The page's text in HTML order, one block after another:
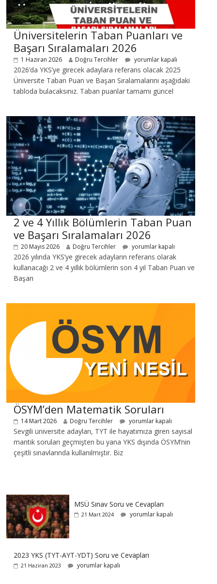
Üniversitelerin Taban Puanları ve
Başarı Sıralamaları 2026
1 Haziran 2026 Doğru Tercihler yorumlar kapalı
2026’da YKS’ye girecek adaylara referans olacak 2025
Üniversite Taban Puan ve Başarı Sıralamalarını aşağıdaki
tabloda bulacaksınız. Taban puanlar tamamı güncel
2 ve 4 Yıllık Bölümlerin Taban Puan
ve Başarı Sıralamaları 2026
20 Mayıs 2026 Doğru Tercihler yorumlar kapalı
2026 yılında YKS’ye girecek adayların referans olarak
kullanacağı 2 ve 4 yıllık bölümlerin son 4 yıl Taban Puan ve
Başarı
ÖSYM’den Matematik Soruları
14 Mart 2026 Doğru Tercihler yorumlar kapalı
Sevgili üniversite adayları, TYT ile hayatımıza giren sayısal
mantık soruları geçmişten bu yana YKS dışında ÖSYM’nin
çeşitli sınavlarında kullanılmıştır. Biz
MSÜ Sınav Soru ve Cevapları
21 Mart 2024 yorumlar kapalı
2023 YKS (TYT-AYT-YDT) Soru ve Cevapları
21 Haziran 2023 yorumlar kapalı